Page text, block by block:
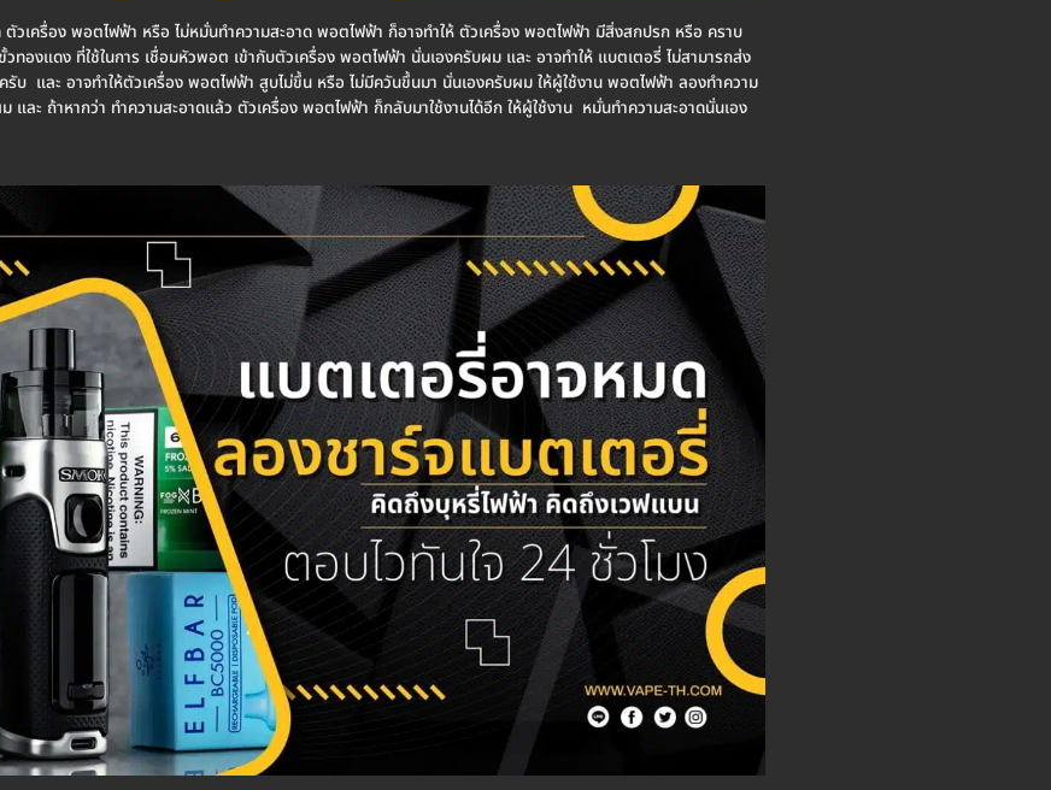
ตัวเครื่อง พอตไฟฟ้า หรือ ไม่หมั่นทำความสะอาด พอตไฟฟ้า ก็อาจทำให้ ตัวเครื่อง พอตไฟฟ้า มีสิ่งสกปรก หรือ คราบ
ทองแดง ที่ใช้ในการ เชื่อมหัวพอต เข้ากับตัวเครื่อง พอตไฟฟ้า นั่นเองครับผม และ อาจทำให้ แบตเตอรี่ ไม่สามารถส่ง
รับ และ อาจทำให้ตัวเครื่อง พอตไฟฟ้า สูบไม่ขึ้น หรือ ไม่มีควันขึ้นมา นั่นเองครับผม ให้ผู้ใช้งาน พอตไฟฟ้า ลองทำความ
และ ถ้าหากว่า ทำความสะอาดแล้ว ตัวเครื่อง พอตไฟฟ้า ก็กลับมาใช้งานได้อีก ให้ผู้ใช้งาน หมั่นทำความสะอาดนั่นเอง